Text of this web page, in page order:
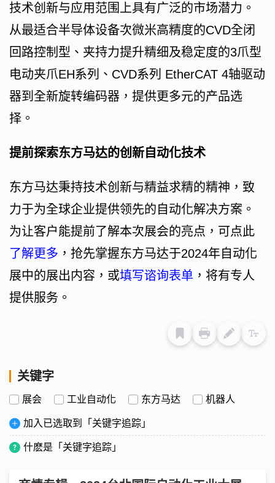
技术创新与应用范围上具有广泛的市场潜力。
从最适合半导体设备次微米高精度的CVD全闭
回路控制型、夹持力提升精细及稳定度的3爪型
电动夹爪EH系列、CVD系列 EtherCAT 4轴驱动
器到全新旋转编码器，提供更多元的产品选
择。
提前探索东方马达的创新自动化技术
东方马达秉持技术创新与精益求精的精神，致
力于为全球企业提供领先的自动化解决方案。
为让客户能提前了解本次展会的亮点，可点此
了解更多 ，抢先掌握东方马达于2024年自动化
展中的展出内容，或填写谘询表单 ，将有专人
提供服务。
关键字
展会 工业自动化 东方马达 机器人
加入已选取到「关键字追踪」
什麽是「关键字追踪」